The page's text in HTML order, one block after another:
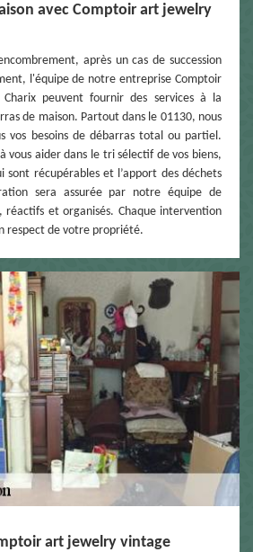
avec Comptoir art jewelry
après un cas de succession
l'équipe de notre entreprise Comptoir
peuvent fournir des services à la
de maison. Partout dans le 01130, nous
vos besoins de débarras total ou partiel.
vous aider dans le tri sélectif de vos biens,
sont récupérables et l’apport des déchets
sera assurée par notre équipe de
réactifs et organisés. Chaque intervention
respect de votre propriété.
art jewelry vintage